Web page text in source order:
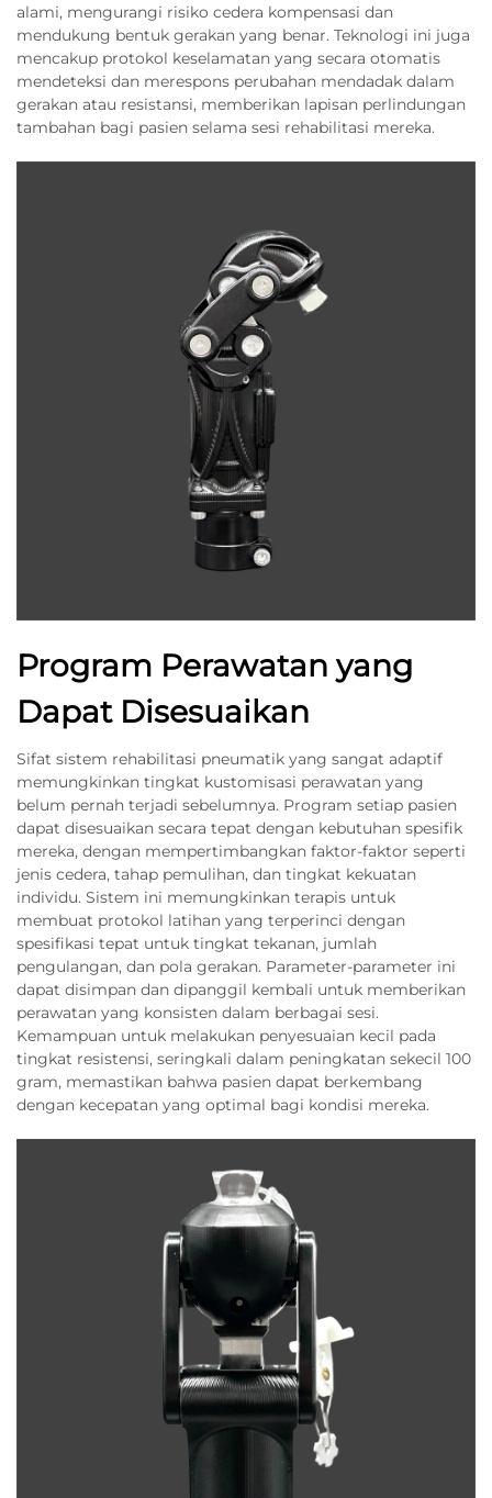
alami, mengurangi risiko cedera kompensasi dan
mendukung bentuk gerakan yang benar. Teknologi ini juga
mencakup protokol keselamatan yang secara otomatis
mendeteksi dan merespons perubahan mendadak dalam
gerakan atau resistansi, memberikan lapisan perlindungan
tambahan bagi pasien selama sesi rehabilitasi mereka.
Program Perawatan yang
Dapat Disesuaikan
Sifat sistem rehabilitasi pneumatik yang sangat adaptif
memungkinkan tingkat kustomisasi perawatan yang
belum pernah terjadi sebelumnya. Program setiap pasien
dapat disesuaikan secara tepat dengan kebutuhan spesifik
mereka, dengan mempertimbangkan faktor-faktor seperti
jenis cedera, tahap pemulihan, dan tingkat kekuatan
individu. Sistem ini memungkinkan terapis untuk
membuat protokol latihan yang terperinci dengan
spesifikasi tepat untuk tingkat tekanan, jumlah
pengulangan, dan pola gerakan. Parameter-parameter ini
dapat disimpan dan dipanggil kembali untuk memberikan
perawatan yang konsisten dalam berbagai sesi.
Kemampuan untuk melakukan penyesuaian kecil pada
tingkat resistensi, seringkali dalam peningkatan sekecil 100
gram, memastikan bahwa pasien dapat berkembang
dengan kecepatan yang optimal bagi kondisi mereka.